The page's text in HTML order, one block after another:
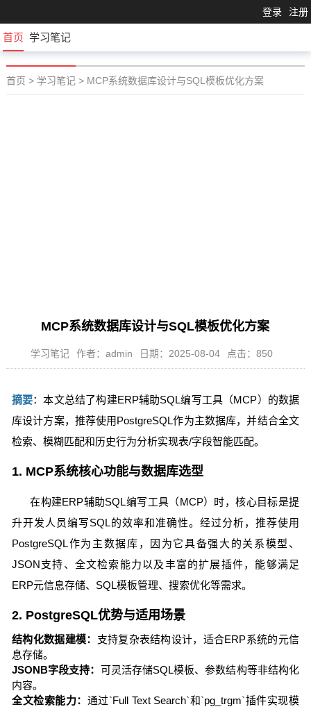
登录 注册
首页 学习笔记
首页 > 学习笔记 > MCP系统数据库设计与SQL模板优化方案
MCP系统数据库设计与SQL模板优化方案
学习笔记 作者：admin 日期：2025-08-04 点击：850
摘要：本文总结了构建ERP辅助SQL编写工具（MCP）的数据
库设计方案，推荐使用PostgreSQL作为主数据库，并结合全文
检索、模糊匹配和历史行为分析实现表/字段智能匹配。
1. MCP系统核心功能与数据库选型
在构建ERP辅助SQL编写工具（MCP）时，核心目标是提
升开发人员编写SQL的效率和准确性。经过分析，推荐使用
PostgreSQL作为主数据库，因为它具备强大的关系模型、
JSON支持、全文检索能力以及丰富的扩展插件，能够满足
ERP元信息存储、SQL模板管理、搜索优化等需求。
2. PostgreSQL优势与适用场景
结构化数据建模： 支持复杂表结构设计，适合ERP系统的元信
息存储。
JSONB字段支持： 可灵活存储SQL模板、参数结构等非结构化
内容。
全文检索能力： 通过`Full Text Search`和`pg_trgm`插件实现模